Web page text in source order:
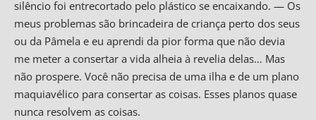
silêncio foi entrecortado pelo plástico se encaixando. — Os
meus problemas são brincadeira de criança perto dos seus
ou da Pâmela e eu aprendi da pior forma que não devia
me meter a consertar a vida alheia à revelia delas… Mas
não prospere. Você não precisa de uma ilha e de um plano
maquiavélico para consertar as coisas. Esses planos quase
nunca resolvem as coisas.